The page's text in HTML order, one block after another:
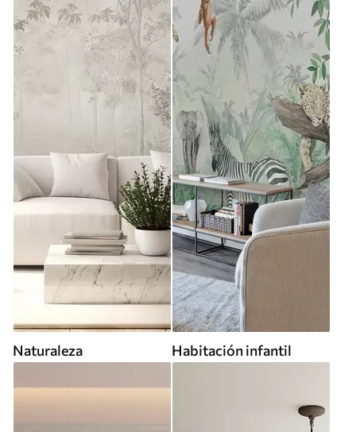
Naturaleza Habitación infantil